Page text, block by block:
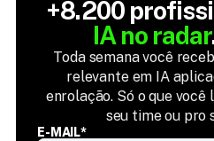
IA no radar
Toda semana você
relevante em IA
enrolação. Só o que
seu time ou pro
E-MAIL*